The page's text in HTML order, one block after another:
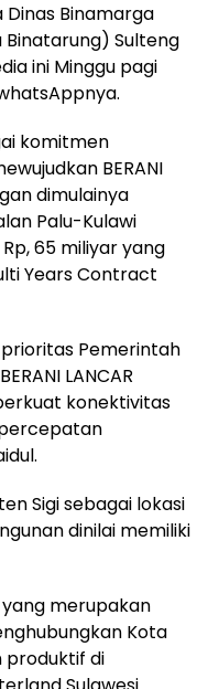
Dinas Binamarga
Binatarung) Sulteng
ini Minggu pagi
komitmen
BERANI
dimulainya
Palu-Kulawi
65 miliyar yang
Years Contract
Pemerintah
LANCAR
konektivitas
Sigi sebagai lokasi
dinilai memiliki
yang merupakan
Kota
produktif di